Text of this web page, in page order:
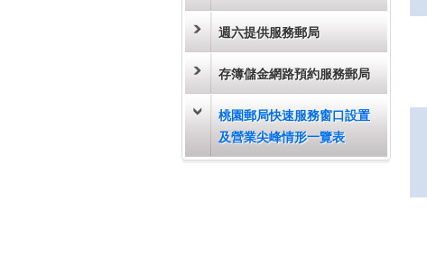
週六提供服務郵局
存簿儲金網路預約服務郵局
桃園郵局快速服務窗口設置
及營業尖峰情形一覽表